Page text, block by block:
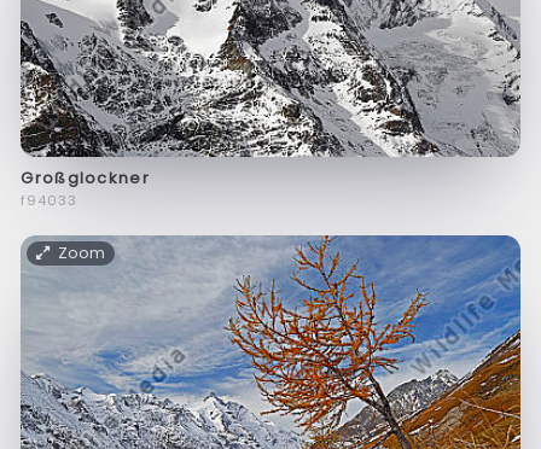
Großglockner
f94033
Zoom